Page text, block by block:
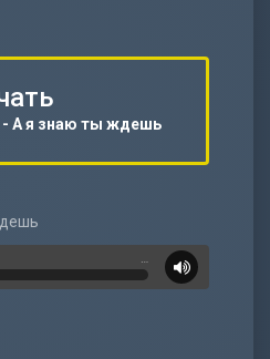
- А я знаю ты ждешь
…